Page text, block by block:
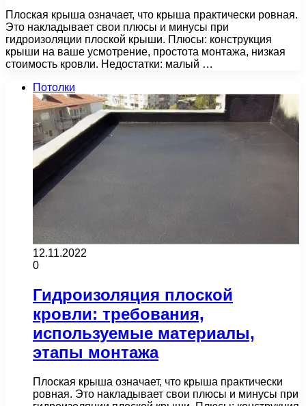
Плоская крыша означает, что крыша практически ровная.
Это накладывает свои плюсы и минусы при
гидроизоляции плоской крыши. Плюсы: конструкция
крыши на ваше усмотрение, простота монтажа, низкая
стоимость кровли. Недостатки: малый …
Потолки
12.11.2022
0
Гидроизоляция плоской
кровли: требования,
используемые материалы,
этапы монтажа
Плоская крыша означает, что крыша практически
ровная. Это накладывает свои плюсы и минусы при